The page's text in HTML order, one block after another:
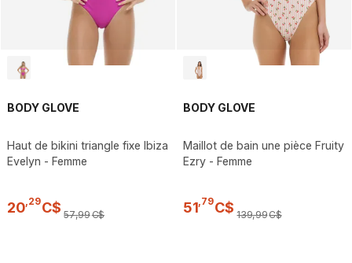
BODY GLOVE
Haut de bikini triangle fixe Ibiza
Evelyn - Femme
20,29C$ 57,99C$
BODY GLOVE
Maillot de bain une pièce Fruity
Ezry - Femme
51,79C$ 139,99C$